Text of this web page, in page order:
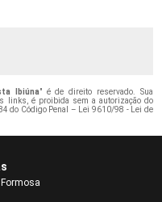
Ibiúna" é de direito reservado. Sua
links, é proibida sem a autorização do
do Código Penal – Lei 9610/98 - Lei de